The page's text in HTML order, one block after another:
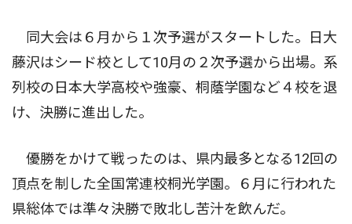
同大会は６月から１次予選がスタートした。日大
藤沢はシード校として10月の２次予選から出場。系
列校の日本大学高校や強豪、桐蔭学園など４校を退
け、決勝に進出した。
優勝をかけて戦ったのは、県内最多となる12回の
頂点を制した全国常連校桐光学園。６月に行われた
県総体では準々決勝で敗北し苦汁を飲んだ。